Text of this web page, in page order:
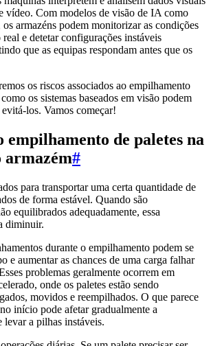
vídeo. Com modelos de visão de IA como
os armazéns podem monitorizar as condições
real e detetar configurações instáveis
que as equipas respondam antes que os
os riscos associados ao empilhamento
os sistemas baseados em visão podem
los. Vamos começar!
empilhamento de paletes na
armazém#
para transportar uma certa quantidade de
de forma estável. Quando são
equilibrados adequadamente, essa
diminuir.
durante o empilhamento podem se
e aumentar as chances de uma carga falhar
problemas geralmente ocorrem em
onde os paletes estão sendo
movidos e reempilhados. O que parece
início pode afetar gradualmente a
levar a pilhas instáveis.